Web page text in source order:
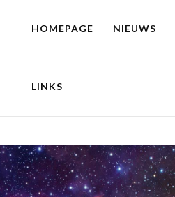
HOMEPAGE NIEUWS
LINKS